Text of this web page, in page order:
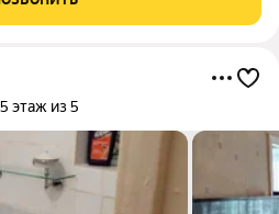
5 этаж из 5